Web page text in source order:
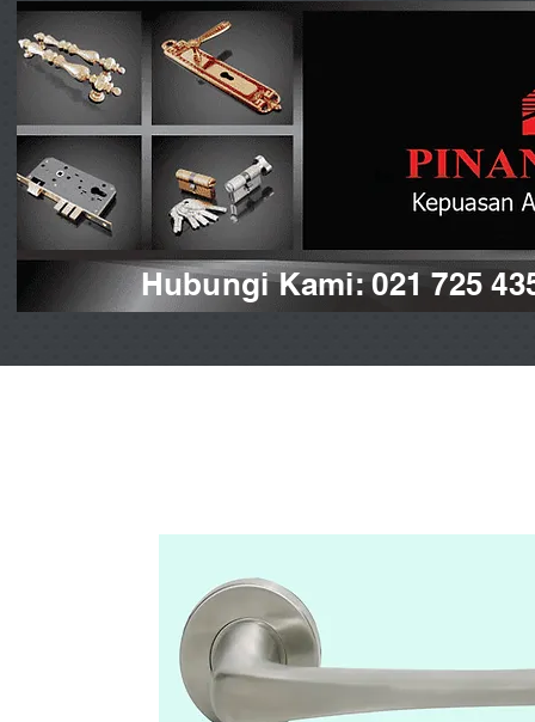
Hubungi Kami: 021 725